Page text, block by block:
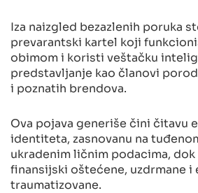
Iza naizgled bezazlenih poruka
prevarantski kartel koji
obimom i koristi veštačku
predstavljanje kao članovi
i poznatih brendova.
Ova pojava generiše čini čitavu
identiteta, zasnovanu na
ukradenim ličnim podacima,
finansijski oštećene, uzdrmane i
traumatizovane.